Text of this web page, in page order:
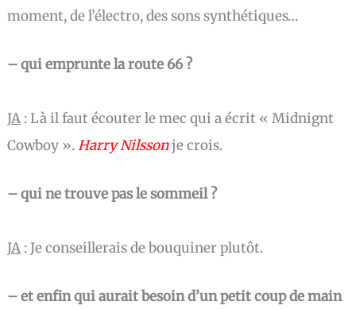
moment, de l’électro, des sons synthétiques…
– qui emprunte la route 66 ?
JA :Là il faut écouter le mec qui a écrit « Midnignt
Cowboy ».Harry Nilssonje crois.
– qui ne trouve pas le sommeil ?
JA :Je conseillerais de bouquiner plutôt.
– et enfin qui aurait besoin d’un petit coup de main